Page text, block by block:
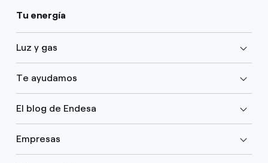
Tu energía
Luz y gas
Te ayudamos
El blog de Endesa
Empresas